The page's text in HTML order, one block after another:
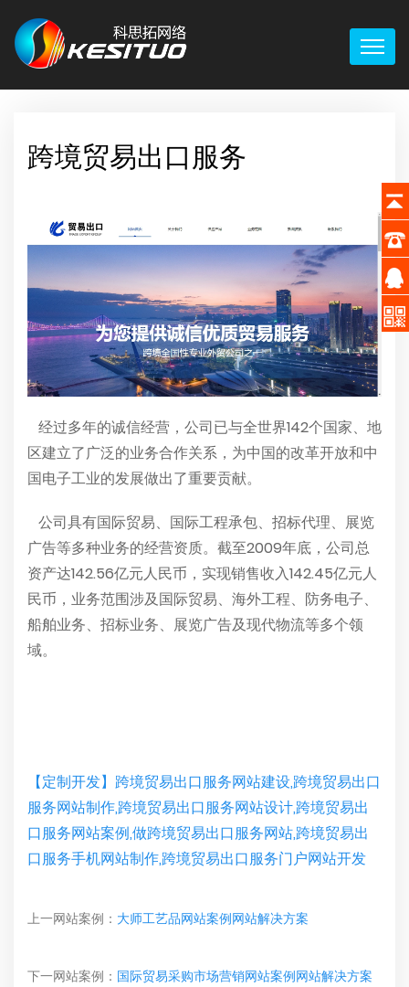
跨境贸易出口服务
经过多年的诚信经营，公司已与全世界142个国家、地
区建立了广泛的业务合作关系，为中国的改革开放和中
国电子工业的发展做出了重要贡献。
公司具有国际贸易、国际工程承包、招标代理、展览
广告等多种业务的经营资质。截至2009年底，公司总
资产达142.56亿元人民币，实现销售收入142.45亿元人
民币，业务范围涉及国际贸易、海外工程、防务电子、
船舶业务、招标业务、展览广告及现代物流等多个领
域。
【定制开发】跨境贸易出口服务网站建设,跨境贸易出口
服务网站制作,跨境贸易出口服务网站设计,跨境贸易出
口服务网站案例,做跨境贸易出口服务网站,跨境贸易出
口服务手机网站制作,跨境贸易出口服务门户网站开发
上一网站案例： 大师工艺品网站案例网站解决方案
下一网站案例： 国际贸易采购市场营销网站案例网站解决方案